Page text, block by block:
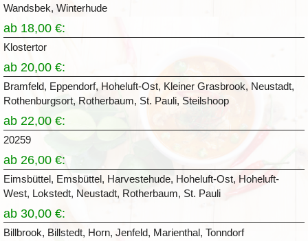
Wandsbek, Winterhude
ab 18,00 €:
Klostertor
ab 20,00 €:
Bramfeld, Eppendorf, Hoheluft-Ost, Kleiner Grasbrook, Neustadt,
Rothenburgsort, Rotherbaum, St. Pauli, Steilshoop
ab 22,00 €:
20259
ab 26,00 €:
Eimsbüttel, Emsbüttel, Harvestehude, Hoheluft-Ost, Hoheluft-
West, Lokstedt, Neustadt, Rotherbaum, St. Pauli
ab 30,00 €:
Billbrook, Billstedt, Horn, Jenfeld, Marienthal, Tonndorf